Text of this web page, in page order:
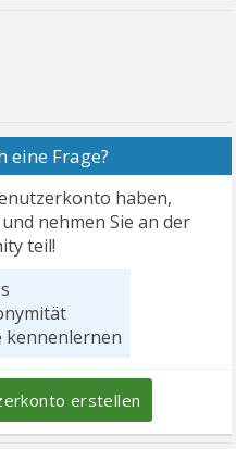
eine Frage?
haben,
nehmen Sie an der
teil!
kennenlernen
erstellen